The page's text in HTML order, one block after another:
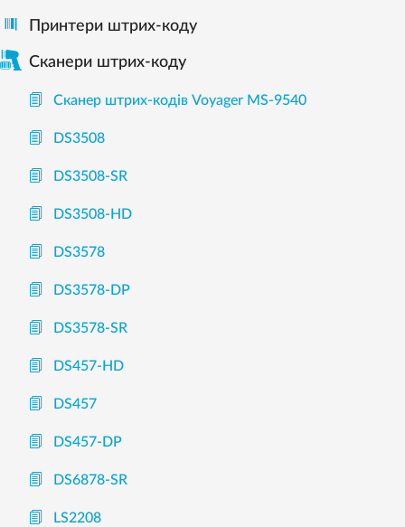
Принтери штрих-коду
Сканери штрих-коду
Cканер штрих-кодів Voyager MS-9540
DS3508
DS3508-SR
DS3508-HD
DS3578
DS3578-DP
DS3578-SR
DS457-HD
DS457
DS457-DP
DS6878-SR
LS2208